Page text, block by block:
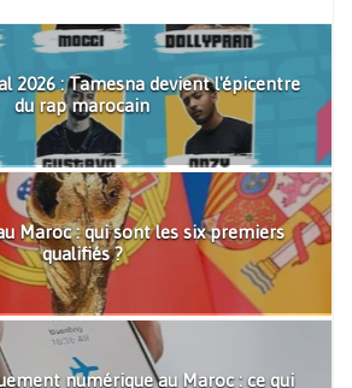
2026 : Tamesna devient l'épicentre
du rap marocain
Maroc : qui sont les six premiers
qualifiés ?
numérique au Maroc : ce qui